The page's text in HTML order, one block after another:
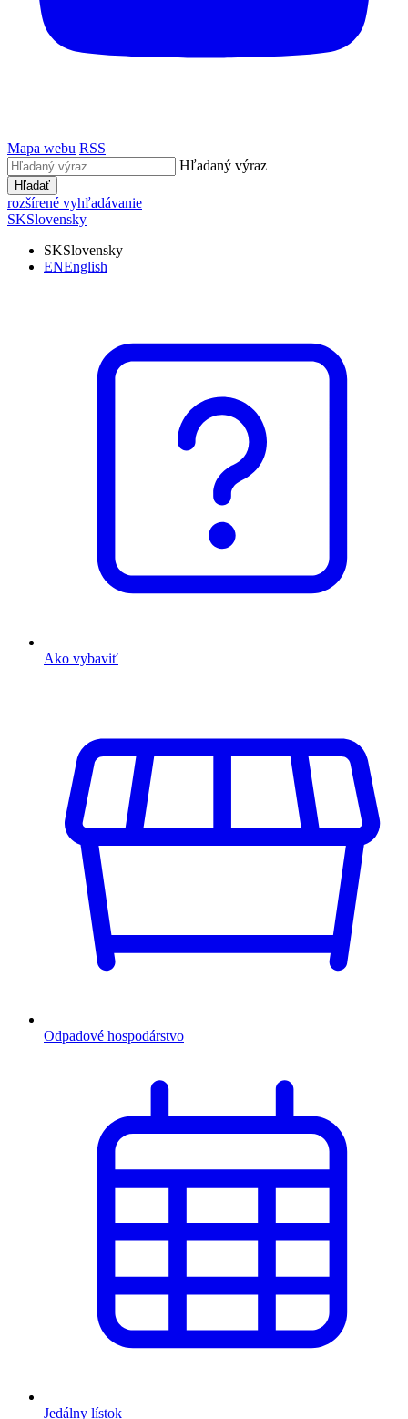
Mapa webu RSS
Hľadaný výraz
Hľadať
rozšírené vyhľadávanie
SKSlovensky
SKSlovensky
ENEnglish
Ako vybaviť
Odpadové hospodárstvo
Jedálny lístok